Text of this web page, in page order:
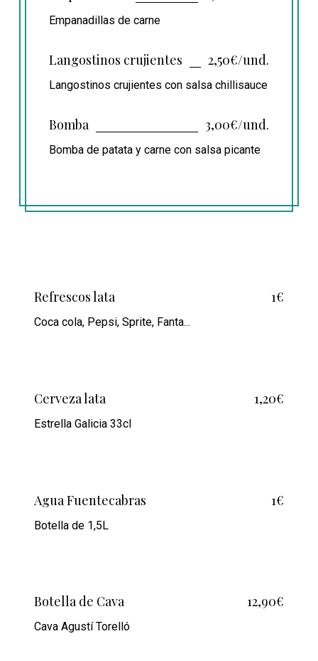
Empanadillas de carne
Langostinos crujientes 2,50€/und.
Langostinos crujientes con salsa chillisauce
Bomba 3,00€/und.
Bomba de patata y carne con salsa picante
Refrescos lata 1€
Coca cola, Pepsi, Sprite, Fanta...
Cerveza lata 1,20€
Estrella Galicia 33cl
Agua Fuentecabras 1€
Botella de 1,5L
Botella de Cava 12,90€
Cava Agustí Torelló